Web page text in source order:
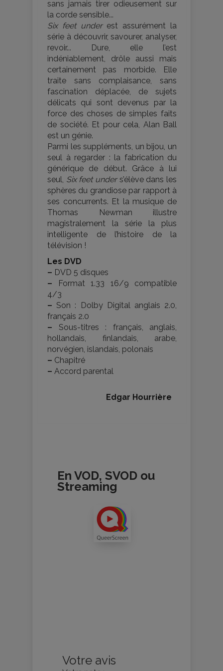
sans jamais tirer odieusement sur
la corde sensible...
Six feet underest assurément la
série à découvrir, savourer, analyser,
revoir... Dure, elle l’est
indéniablement, drôle aussi mais
certainement pas morbide. Elle
traite sans complaisance, sans
fascination déplacée, de sujets
délicats qui sont devenus par la
force des choses de simples faits
de société. Et pour cela, Alan Ball
est un génie.
Parmi les suppléments, un bijou, un
seul à regarder : la fabrication du
générique de début. Grâce à lui
seul, Six feet unders’élève dans les
sphères du grandiose par rapport à
ses concurrents. Et la musique de
Thomas Newman illustre
magistralement la série la plus
intelligente de l’histoire de la
télévision !
Les DVD
– DVD 5 disques
– Format 1.33 16/9 compatible
4/3
– Son : Dolby Digital anglais 2.0,
français 2.0
– Sous-titres : français, anglais,
hollandais, finlandais, arabe,
norvégien, islandais, polonais
– Chapitré
– Accord parental
Edgar Hourrière
En VOD, SVOD ou
Streaming
Votre avis